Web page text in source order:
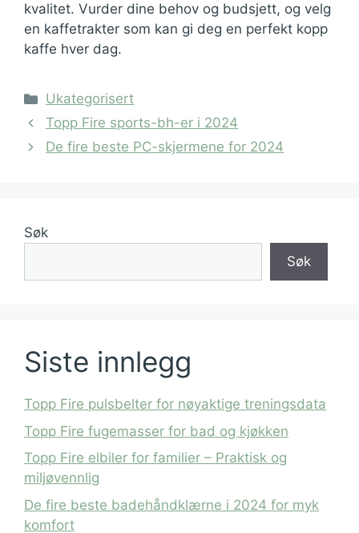
kvalitet. Vurder dine behov og budsjett, og velg
en kaffetrakter som kan gi deg en perfekt kopp
kaffe hver dag.
Kategorier
Ukategorisert
Topp Fire sports-bh-er i 2024
De fire beste PC-skjermene for 2024
Søk
Søk
Siste innlegg
Topp Fire pulsbelter for nøyaktige treningsdata
Topp Fire fugemasser for bad og kjøkken
Topp Fire elbiler for familier – Praktisk og
miljøvennlig
De fire beste badehåndklærne i 2024 for myk
komfort